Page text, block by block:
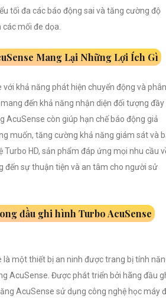
tối đa các báo động sai và tăng cường độ
mối đe dọa.
Mang Lại Những Lợi Ích Gì
khả năng phát hiện chuyển động và phân
đến khả năng nhận diện đối tượng đầy
AcuSense còn giúp hạn chế báo động giả
muốn, tăng cường khả năng giám sát và
Turbo HD, sản phẩm đáp ứng mọi nhu cầu
đến sự thuận tiện và an tâm cho người sử
đầu ghi hình Turbo AcuSense
là một thiết bị an ninh được trang bị tính
AcuSense. Được phát triển bởi hãng đầu
AcuSense sử dụng công nghệ học máy